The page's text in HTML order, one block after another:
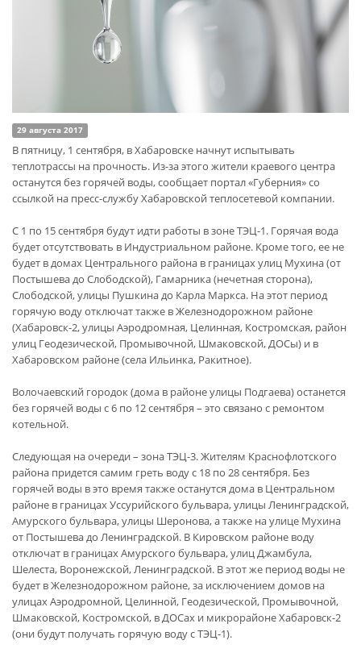
29 августа 2017
В пятницу, 1 сентября, в Хабаровске начнут испытывать
теплотрассы на прочность. Из-за этого жители краевого центра
останутся без горячей воды, сообщает портал «Губерния» со
ссылкой на пресс-службу Хабаровской теплосетевой компании.
С 1 по 15 сентября будут идти работы в зоне ТЭЦ-1. Горячая вода
будет отсутствовать в Индустриальном районе. Кроме того, ее не
будет в домах Центрального района в границах улиц Мухина (от
Постышева до Слободской), Гамарника (нечетная сторона),
Слободской, улицы Пушкина до Карла Маркса. На этот период
горячую воду отключат также в Железнодорожном районе
(Хабаровск-2, улицы Аэродромная, Целинная, Костромская, район
улиц Геодезической, Промывочной, Шмаковской, ДОСы) и в
Хабаровском районе (села Ильинка, Ракитное).
Волочаевский городок (дома в районе улицы Подгаева) останется
без горячей воды с 6 по 12 сентября – это связано с ремонтом
котельной.
Следующая на очереди – зона ТЭЦ-3. Жителям Краснофлотского
района придется самим греть воду с 18 по 28 сентября. Без
горячей воды в это время также останутся дома в Центральном
районе в границах Уссурийского бульвара, улицы Ленинградской,
Амурского бульвара, улицы Шеронова, а также на улице Мухина
от Постышева до Ленинградской. В Кировском районе воду
отключат в границах Амурского бульвара, улиц Джамбула,
Шелеста, Воронежской, Ленинградской. В этот же период воды не
будет в Железнодорожном районе, за исключением домов на
улицах Аэродромной, Целинной, Геодезической, Промывочной,
Шмаковской, Костромской, в ДОСах и микрорайоне Хабаровск-2
(они будут получать горячую воду с ТЭЦ-1).